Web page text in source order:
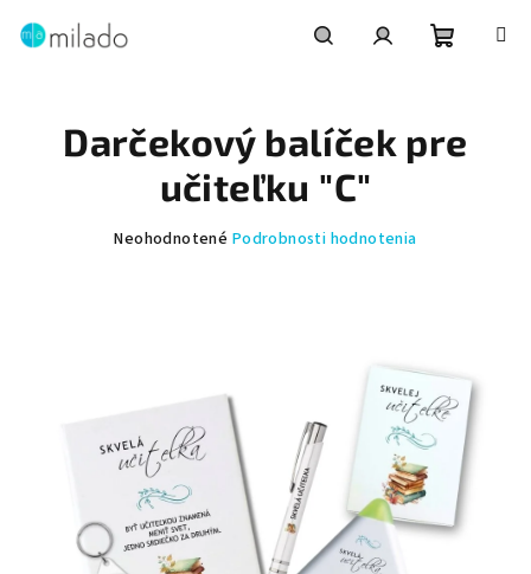
košík
Darčekový balíček pre
učiteľku "C"
Priemerné
Neohodnotené Podrobnosti hodnotenia